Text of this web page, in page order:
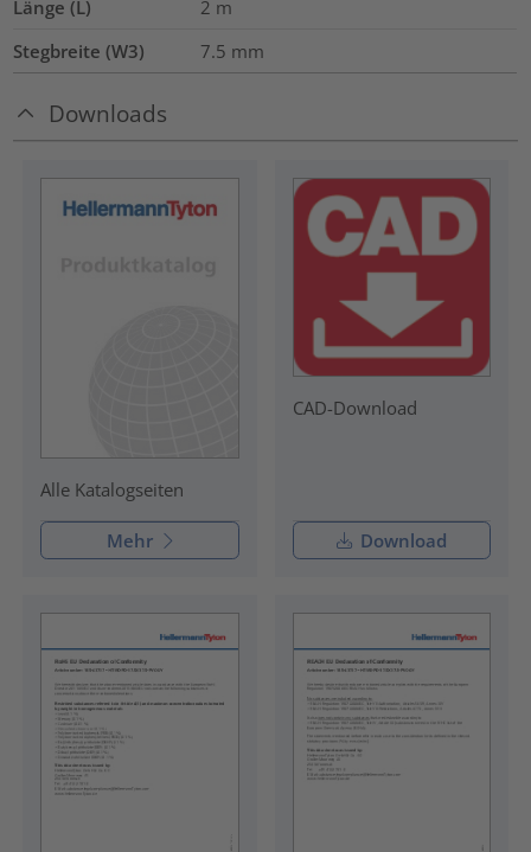
Länge (L) 2 m
Stegbreite (W3)
7.5 mm
Downloads
Alle Katalogseiten
Mehr
CAD-Download
Download